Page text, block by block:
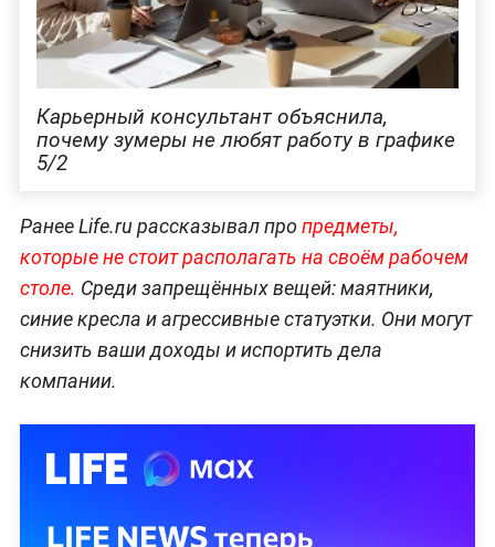
Карьерный консультант объяснила,
почему зумеры не любят работу в графике
5/2
Ранее Life.ru рассказывал пропредметы,
которые не стоит располагать на своём рабочем
столе. Среди запрещённых вещей: маятники,
синие кресла и агрессивные статуэтки. Они могут
снизить ваши доходы и испортить дела
компании.